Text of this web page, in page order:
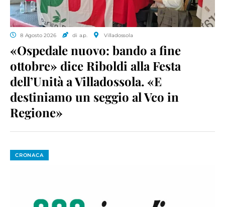
8 Agosto 2026 di a.p. Villadossola
«Ospedale nuovo: bando a fine
ottobre» dice Riboldi alla Festa
dell’Unità a Villadossola. «E
destiniamo un seggio al Vco in
Regione»
CRONACA